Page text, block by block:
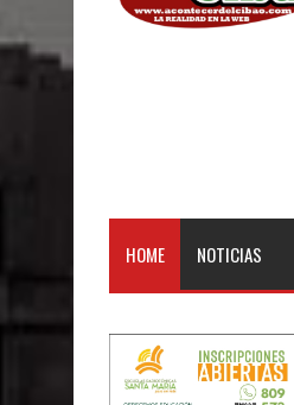
HOME NOTICIAS